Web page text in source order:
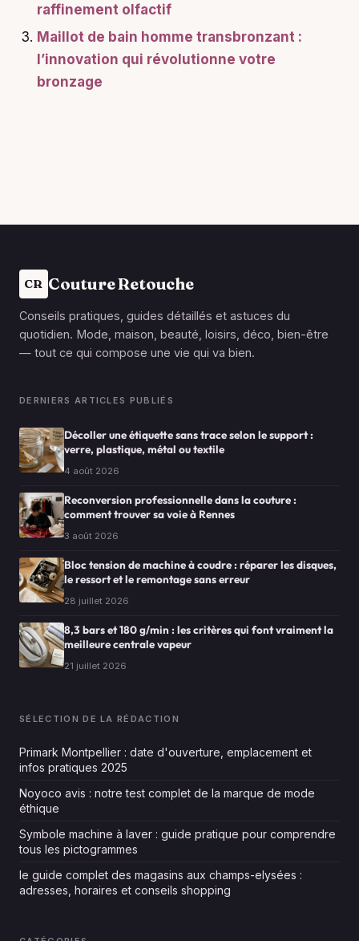
raffinement olfactif
Maillot de bain homme transbronzant :
l’innovation qui révolutionne votre
bronzage
CR Couture Retouche
Conseils pratiques, guides détaillés et astuces du
quotidien. Mode, maison, beauté, loisirs, déco, bien-être
— tout ce qui compose une vie qui va bien.
DERNIERS ARTICLES PUBLIÉS
Décoller une étiquette sans trace selon le support :
verre, plastique, métal ou textile
4 août 2026
Reconversion professionnelle dans la couture :
comment trouver sa voie à Rennes
3 août 2026
Bloc tension de machine à coudre : réparer les disques,
le ressort et le remontage sans erreur
28 juillet 2026
8,3 bars et 180 g/min : les critères qui font vraiment la
meilleure centrale vapeur
21 juillet 2026
SÉLECTION DE LA RÉDACTION
Primark Montpellier : date d'ouverture, emplacement et
infos pratiques 2025
Noyoco avis : notre test complet de la marque de mode
éthique
Symbole machine à laver : guide pratique pour comprendre
tous les pictogrammes
le guide complet des magasins aux champs-elysées :
adresses, horaires et conseils shopping